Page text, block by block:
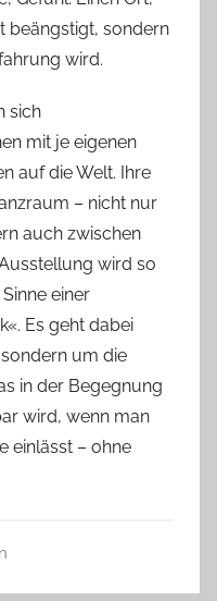
beängstigt, sondern
wird.
sich
mit je eigenen
auf die Welt. Ihre
– nicht nur
auch zwischen
wird so
einer
Es geht dabei
um die
in der Begegnung
wird, wenn man
einlässt – ohne